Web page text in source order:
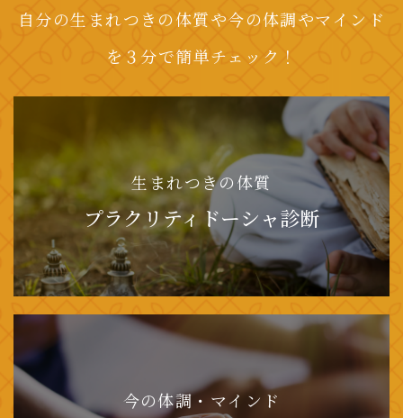
自分の生まれつきの体質や今の体調やマインド
を３分で簡単チェック！
生まれつきの体質
プラクリティドーシャ診断
今の体調・マインド